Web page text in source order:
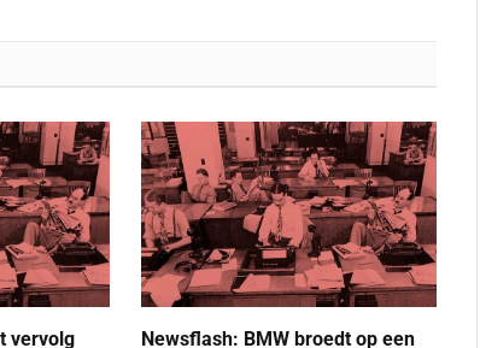
vervolg
Newsflash: BMW broedt op een